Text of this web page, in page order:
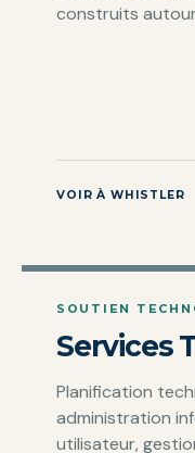
construits
VOIR À WHISTLER
SOUTIEN
Services
Planification
administration
utilisateur,